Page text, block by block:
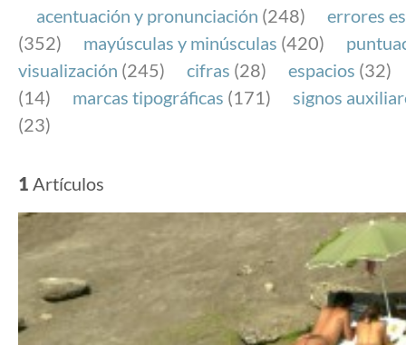
acentuación y pronunciación (248)
errores
(352)
mayúsculas y minúsculas (420)
visualización (245) cifras (28) espacios (32)
(14)
marcas tipográficas (171)
signos
(23)
1 Artículos